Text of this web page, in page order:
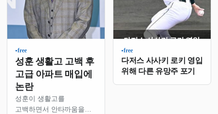
●free
성훈 생활고 고백 후
고급 아파트 매입에
논란
성훈이 생활고를
고백하면서 안타까움을
●free
다저스 사사키 로키 영입
위해 다른 유망주 포기